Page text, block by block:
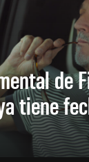
de
tiene